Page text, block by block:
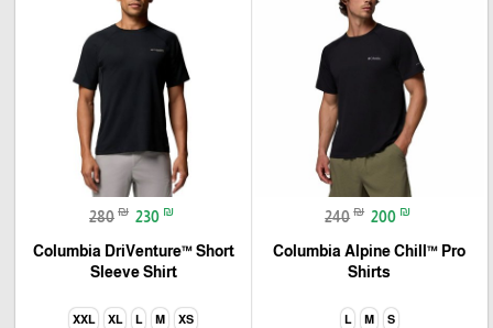
240 ₪ 200 ₪
Columbia Alpine Chill™ Pro
Shirts
S
M
L
280 ₪ 230 ₪
Columbia DriVenture™ Short
Sleeve Shirt
XS
M
L
XL
XXL